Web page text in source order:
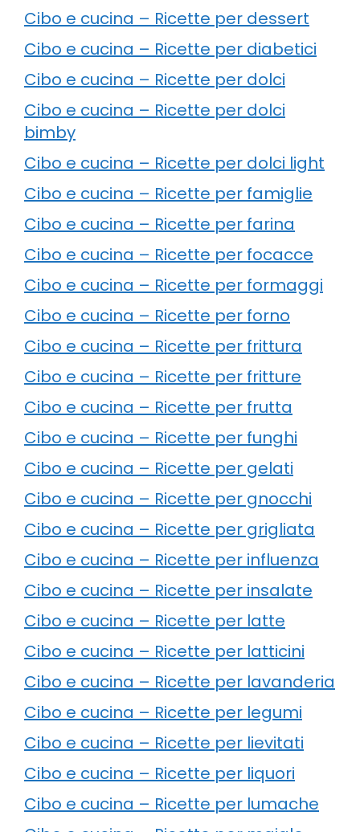
Cibo e cucina – Ricette per dessert
Cibo e cucina – Ricette per diabetici
Cibo e cucina – Ricette per dolci
Cibo e cucina – Ricette per dolci
bimby
Cibo e cucina – Ricette per dolci light
Cibo e cucina – Ricette per famiglie
Cibo e cucina – Ricette per farina
Cibo e cucina – Ricette per focacce
Cibo e cucina – Ricette per formaggi
Cibo e cucina – Ricette per forno
Cibo e cucina – Ricette per frittura
Cibo e cucina – Ricette per fritture
Cibo e cucina – Ricette per frutta
Cibo e cucina – Ricette per funghi
Cibo e cucina – Ricette per gelati
Cibo e cucina – Ricette per gnocchi
Cibo e cucina – Ricette per grigliata
Cibo e cucina – Ricette per influenza
Cibo e cucina – Ricette per insalate
Cibo e cucina – Ricette per latte
Cibo e cucina – Ricette per latticini
Cibo e cucina – Ricette per lavanderia
Cibo e cucina – Ricette per legumi
Cibo e cucina – Ricette per lievitati
Cibo e cucina – Ricette per liquori
Cibo e cucina – Ricette per lumache